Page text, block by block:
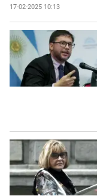
17-02-2025 10:13